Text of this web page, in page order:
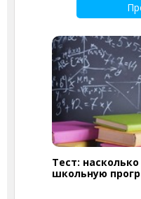
Тест:
школьную